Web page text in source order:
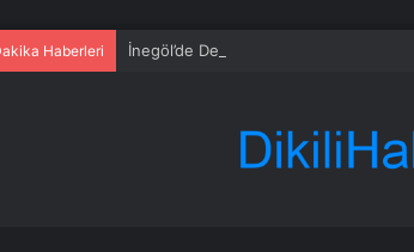
Haberleri İnegöl’de Dereye Düşen Adam Kurtarıldı